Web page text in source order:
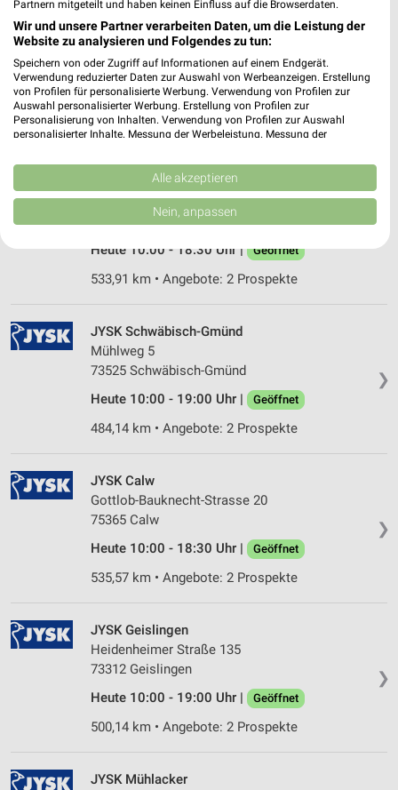
JYSK Weil der Stadt
Josef-Beyerle-Str. 8
71263 Weil der Stadt
Heute 10:00 - 18:30 Uhr | Geöffnet
526,51 km • Angebote: 2 Prospekte
JYSK Münsingen
Lichtensteinstraße 32
72525 Münsingen
Heute 10:00 - 18:30 Uhr | Geöffnet
533,91 km • Angebote: 2 Prospekte
❯
JYSK Schwäbisch-Gmünd
Mühlweg 5
73525 Schwäbisch-Gmünd
Heute 10:00 - 19:00 Uhr |
Geöffnet
484,14 km • Angebote: 2 Prospekte
❯
JYSK Calw
Gottlob-Bauknecht-Strasse 20
75365 Calw
Heute 10:00 - 18:30 Uhr |
Geöffnet
535,57 km • Angebote: 2 Prospekte
❯
JYSK Geislingen
Heidenheimer Straße 135
73312 Geislingen
Heute 10:00 - 19:00 Uhr |
Geöffnet
500,14 km • Angebote: 2 Prospekte
JYSK Mühlacker
Partnern mitgeteilt und haben keinen Einfluss auf die Browserdaten.
Wir und unsere Partner verarbeiten Daten, um die Leistung der
Website zu analysieren und Folgendes zu tun:
Speichern von oder Zugriff auf Informationen auf einem Endgerät.
Verwendung reduzierter Daten zur Auswahl von Werbeanzeigen. Erstellung
von Profilen für personalisierte Werbung. Verwendung von Profilen zur
Auswahl personalisierter Werbung. Erstellung von Profilen zur
Personalisierung von Inhalten. Verwendung von Profilen zur Auswahl
personalisierter Inhalte. Messung der Werbeleistung. Messung der
Kombinationen von Daten aus verschiedenen Quellen. Entwicklung und
Verbesserung der Angebote. Verwendung reduzierter Daten zur Auswahl
von Inhalten.
Daten können außerhalb der Europäischen Union weitergegeben und in die
USA gesendet werden.
Website/App.
Partnerliste anzeigen (1 IAB-Anbieter)
IAB-Verarbeitungszwecke:
Speichern von oder Zugriff auf Informationen
auf einem Endgerät
Verwendung reduzierter Daten zur Auswahl von
Verwendung von Profilen zur Auswahl
personalisierter Werbung
Erstellung von Profilen zur Personalisierung
von Inhalten
personalisierter Inhalte
Messung der Werbeleistung
Messung der Performance von Inhalten
Analyse von Zielgruppen durch Statistiken oder
Alle akzeptieren
Nein, anpassen